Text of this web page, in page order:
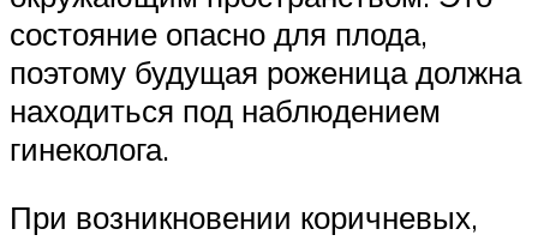
состояние опасно для плода,
поэтому будущая роженица должна
находиться под наблюдением
гинеколога.
При возникновении коричневых,